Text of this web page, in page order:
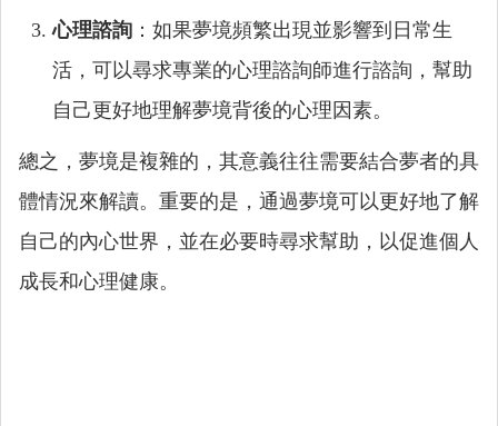
心理諮詢 ：如果夢境頻繁出現並影響到日常生
活，可以尋求專業的心理諮詢師進行諮詢，幫助
自己更好地理解夢境背後的心理因素。
總之，夢境是複雜的，其意義往往需要結合夢者的具
體情況來解讀。重要的是，通過夢境可以更好地了解
自己的內心世界，並在必要時尋求幫助，以促進個人
成長和心理健康。